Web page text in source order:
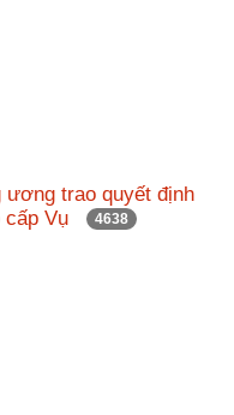
ương trao quyết định
cấp Vụ
4638